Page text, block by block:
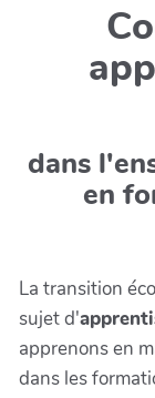
dans
en
La transition
sujet d'
apprenons en
dans les